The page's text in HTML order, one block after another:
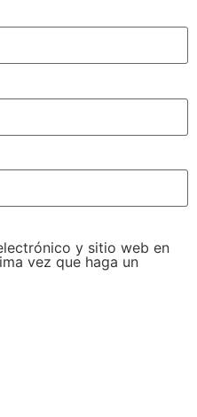
y sitio web en
vez que haga un